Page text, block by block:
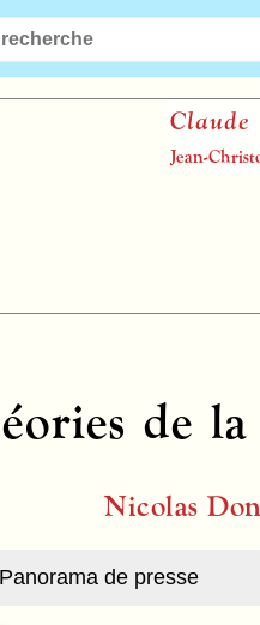
de
Nicolas
Panorama de presse